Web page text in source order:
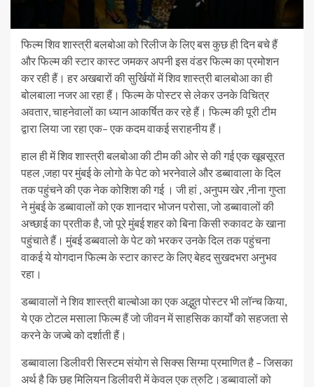
फिल्म शिव शास्त्री बलबोआ को रिलीज के लिए बस कुछ ही दिन बचे हैं
और फिल्म की स्टार कास्ट जमकर अपनी इस वंडर फिल्म का प्रमोशन
कर रही हैं। हर अखबारों की सुर्खियों में शिव शास्त्री बालबोआ का ही
बोलबाला नजर आ रहा हैं। फिल्म के पोस्टर से लेकर उनके विचित्र
अवतार, चाहनेवालों का ध्यान आकर्षित कर रहे हैं। फिल्म की पूरी टीम
द्वारा लिया जा रहा एक– एक कदम वाकई सराहनीय हैं।
हाल ही में शिव शास्त्री बलबोआ की टीम की ओर से की गई एक खूबसूरत
पहल ,जहा पर मुंबई के लोगो के पेट को भरनेवाले और डब्बावाला के दिल
तक पहुंचने की एक नेक कोशिश की गई । जी हां , अनुपम खेर ,नीना गुप्ता
ने मुंबई के डब्बावालों को एक शानदार भोजन परोसा, जो डब्बावालों की
अच्छाई का प्रतीक है, जो पूरे मुंबई शहर को बिना किसी रुकावट के खाना
पहुंचाते हैं। मुंबई डब्बवालो के पेट को भरकर उनके दिल तक पहुंचना
वाकई ये योगदान फिल्म के स्टार कास्ट के लिए बेहद सुखदभरा अनुभव
रहा।
डब्बावालों ने शिव शास्त्री बाल्बोआ का एक अद्भुत पोस्टर भी लॉन्च किया,
ये एक टोटल मसाला फिल्म हैं जो जीवन में साहसिक कार्यों को सहजता से
करने के जज्बे को दर्शाती हैं।
डब्बावाला डिलीवरी सिस्टम संयोग से सिक्स सिग्मा प्रमाणित है – जिसका
अर्थ है कि छह मिलियन डिलीवरी में केवल एक त्रुटि।डब्बावालों को